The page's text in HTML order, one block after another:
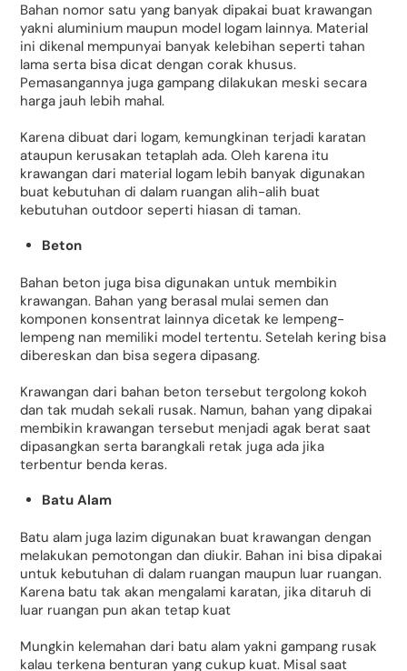
Bahan nomor satu yang banyak dipakai buat krawangan
yakni aluminium maupun model logam lainnya. Material
ini dikenal mempunyai banyak kelebihan seperti tahan
lama serta bisa dicat dengan corak khusus.
Pemasangannya juga gampang dilakukan meski secara
harga jauh lebih mahal.
Karena dibuat dari logam, kemungkinan terjadi karatan
ataupun kerusakan tetaplah ada. Oleh karena itu
krawangan dari material logam lebih banyak digunakan
buat kebutuhan di dalam ruangan alih-alih buat
kebutuhan outdoor seperti hiasan di taman.
Beton
Bahan beton juga bisa digunakan untuk membikin
krawangan. Bahan yang berasal mulai semen dan
komponen konsentrat lainnya dicetak ke lempeng-
lempeng nan memiliki model tertentu. Setelah kering bisa
dibereskan dan bisa segera dipasang.
Krawangan dari bahan beton tersebut tergolong kokoh
dan tak mudah sekali rusak. Namun, bahan yang dipakai
membikin krawangan tersebut menjadi agak berat saat
dipasangkan serta barangkali retak juga ada jika
terbentur benda keras.
Batu Alam
Batu alam juga lazim digunakan buat krawangan dengan
melakukan pemotongan dan diukir. Bahan ini bisa dipakai
untuk kebutuhan di dalam ruangan maupun luar ruangan.
Karena batu tak akan mengalami karatan, jika ditaruh di
luar ruangan pun akan tetap kuat
Mungkin kelemahan dari batu alam yakni gampang rusak
kalau terkena benturan yang cukup kuat. Misal saat